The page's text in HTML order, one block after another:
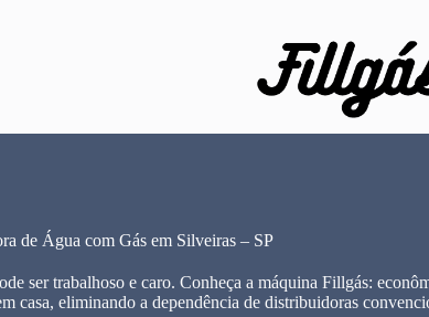
de Água com Gás em Silveiras – SP
ser trabalhoso e caro. Conheça a máquina Fillgás:
casa, eliminando a dependência de distribuidoras